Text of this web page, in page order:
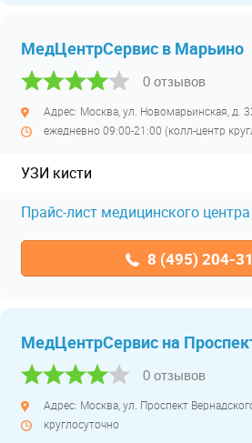
МедЦентрСервис в Марьино
0 отзывов
Адрес: Москва, ул. Новомарьинская, д.
ежедневно 09:00-21:00 (колл-центр
УЗИ кисти
Прайс-лист медицинского центра
8 (495) 204-
МедЦентрСервис на
0 отзывов
Адрес: Москва, ул. Проспект
круглосуточно